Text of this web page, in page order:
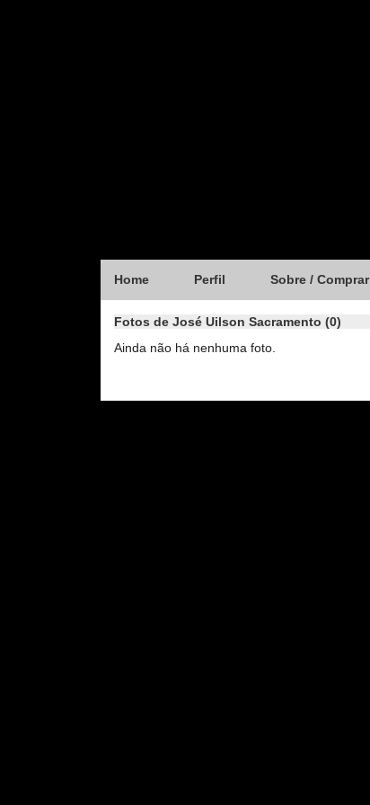
Home Perfil Sobre / Comprar
Fotos de José Uilson Sacramento (0)
Ainda não há nenhuma foto.